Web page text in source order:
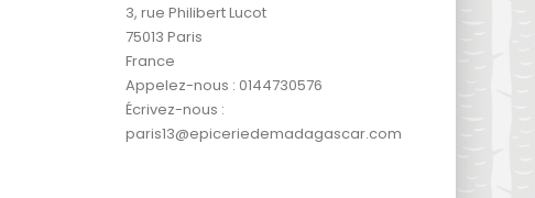
3, rue Philibert Lucot
75013 Paris
France
Appelez-nous : 0144730576
Écrivez-nous :
paris13@epiceriedemadagascar.com